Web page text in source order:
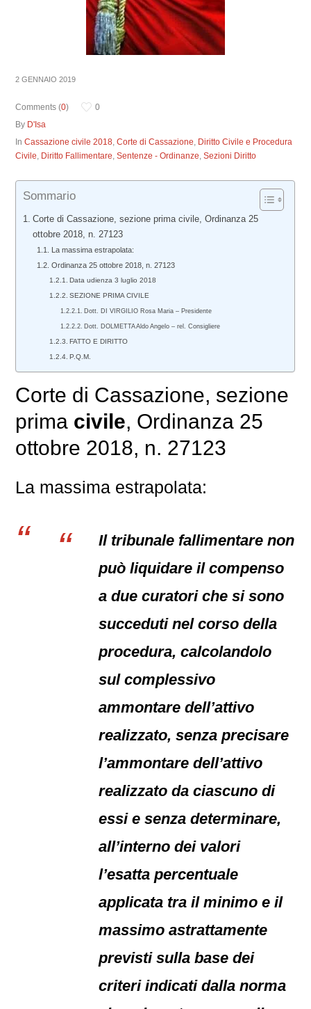
2 GENNAIO 2019
Comments (0)
0
By D'Isa
InCassazione civile 2018,Corte di Cassazione, Diritto Civile e Procedura
Civile, Diritto Fallimentare,Sentenze - Ordinanze,Sezioni Diritto
Sommario
Corte di Cassazione, sezione prima civile, Ordinanza 25
ottobre 2018, n. 27123
La massima estrapolata:
Ordinanza 25 ottobre 2018, n. 27123
Data udienza 3 luglio 2018
SEZIONE PRIMA CIVILE
Dott. DI VIRGILIO Rosa Maria – Presidente
Dott. DOLMETTA Aldo Angelo – rel. Consigliere
FATTO E DIRITTO
P.Q.M.
Corte di Cassazione, sezione
prima civile, Ordinanza 25
ottobre 2018, n. 27123
La massima estrapolata:
Il tribunale fallimentare non
può liquidare il compenso
a due curatori che si sono
succeduti nel corso della
procedura, calcolandolo
sul complessivo
ammontare dell’attivo
realizzato, senza precisare
l’ammontare dell’attivo
realizzato da ciascuno di
essi e senza determinare,
all’interno dei valori
l’esatta percentuale
applicata tra il minimo e il
massimo astrattamente
previsti sulla base dei
criteri indicati dalla norma